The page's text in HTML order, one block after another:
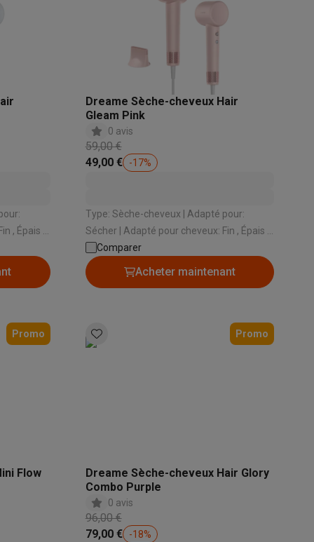
Accessoires
Accessoires
Dreame Sèche-cheveux Hair
Gleam Pink
0 avis
59,00 €
49,00 €
-17%
Type: Sèche-cheveux | Adapté pour:
Sécher | Adapté pour cheveux: Fin , Épais |
Vitesses: 2 | Fonction ionique: Oui
Comparer
Acheter maintenant
Promo
Flow
Promo
Dreame Sèche-cheveux Hair Glory
Combo Purple
0 avis
96,00 €
79,00 €
-18%